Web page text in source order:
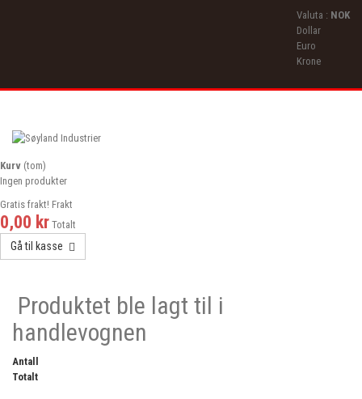
Valuta : NOK
Dollar
Euro
Krone
Kurv (tom)
Ingen produkter
Gratis frakt! Frakt
0,00 kr Totalt
Gå til kasse
Produktet ble lagt til i
handlevognen
Antall
Totalt